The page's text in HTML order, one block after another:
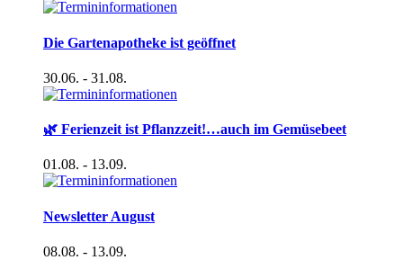
Die Gartenapotheke ist geöffnet
30.06. - 31.08.
🌿 Ferienzeit ist Pflanzzeit!…auch im Gemüsebeet
01.08. - 13.09.
Newsletter August
08.08. - 13.09.